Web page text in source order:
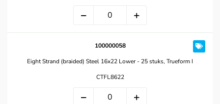
100000058
Eight Strand (braided) Steel 16x22 Lower - 25 stuks, Trueform I
CTFL8622